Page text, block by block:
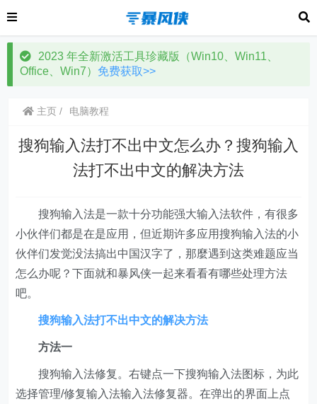
2023 年全新激活工具珍藏版（Win10、Win11、
Office、Win7） 免费获取>>
主页 电脑教程
搜狗输入法打不出中文怎么办？搜狗输入
法打不出中文的解决方法
搜狗输入法是一款十分功能强大输入法软件，有很多
小伙伴们都是在是应用，但近期许多应用搜狗输入法的小
伙伴们发觉没法搞出中国汉字了，那麼遇到这类难题应当
怎么办呢？下面就和暴风侠一起来看看有哪些处理方法
吧。
搜狗输入法打不出中文的解决方法
方法一
搜狗输入法修复。右键点一下搜狗输入法图标，为此
选择管理/修复输入法输入法修复器。在弹出的界面上点